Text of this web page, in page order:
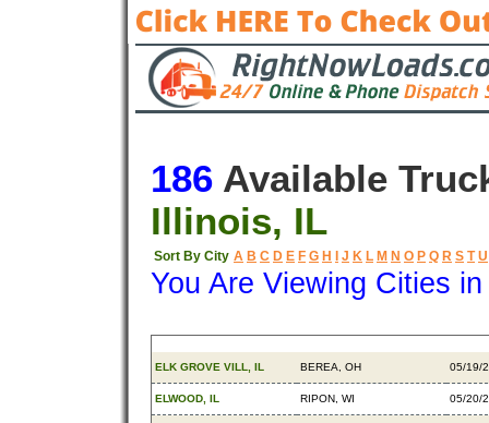
186 Available
Illinois, IL
Sort By City A B C D E F G H J K L M N O P Q R S T U
You Are Viewing Cities
ELK GROVE VILL, IL BEREA, OH 05/19/
ELWOOD, IL RIPON, WI 05/20/